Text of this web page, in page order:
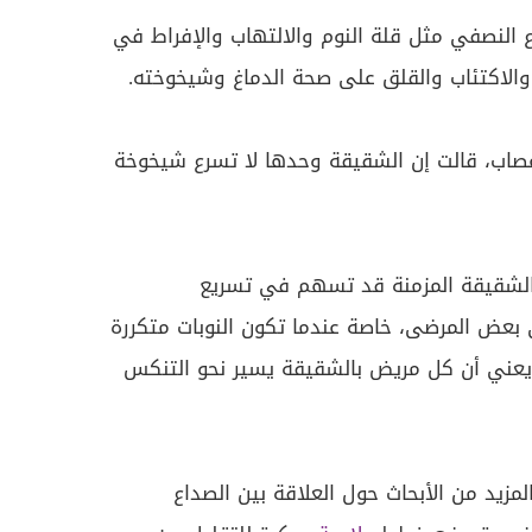
النصفي مثل قلة النوم والالتهاب والإفراط في
والاكتئاب والقلق على صحة الدماغ وشيخوخته.
قالت إن الشقيقة وحدها لا تسرع شيخوخة
المزمنة قد تسهم في تسريع
بعض المرضى، خاصة عندما تكون النوبات متكررة
أن كل مريض بالشقيقة يسير نحو التنكس
من الأبحاث حول العلاقة بين الصداع